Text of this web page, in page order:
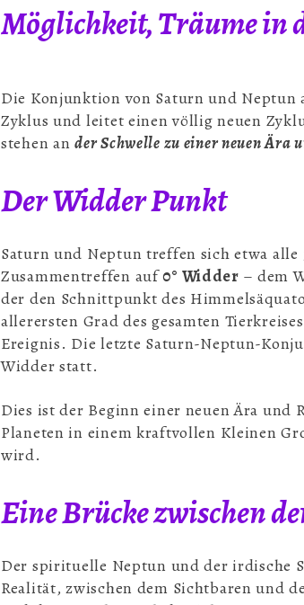
Möglichkeit, Träume in
Die Konjunktion von Saturn und Neptun
Zyklus und leitet einen völlig neuen
stehen ander Schwelle zu einer neuen Ära
Der Widder Punkt
Saturn und Neptun treffen sich etwa alle
Zusammentreffen auf0° Widder – dem
der den Schnittpunkt des
allerersten Grad des gesamten
Ereignis. Die letzte Saturn-Neptun-
Widder statt.
Dies ist der Beginn einer neuen Ära
Planeten in einem kraftvollen Kleinen
wird.
Eine Brücke zwischen
Der spirituelle Neptun und der irdische
Realität, zwischen dem Sichtbaren und